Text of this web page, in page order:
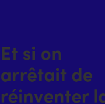
Et si on
arrêtait de
réinventer